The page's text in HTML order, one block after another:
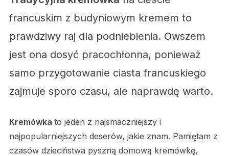
francuskim z budyniowym kremem to
prawdziwy raj dla podniebienia. Owszem
jest ona dosyć pracochłonna, ponieważ
samo przygotowanie ciasta francuskiego
zajmuje sporo czasu, ale naprawdę warto.
Kremówka to jeden z najsmaczniejszy i
najpopularniejszych deserów, jakie znam. Pamiętam z
czasów dzieciństwa pyszną domową kremówkę,